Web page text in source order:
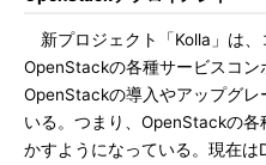
新プロジェクト「Kolla」は、
OpenStackの各種サービスコン
OpenStackの導入やアップグ
いる。つまり、OpenStackの
かすようになっている。現在